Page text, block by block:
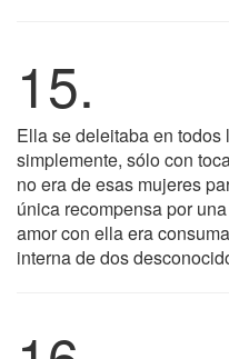
15.
Ella se deleitaba en todos
simplemente, sólo con
no era de esas mujeres
única recompensa por
amor con ella era
interna de dos